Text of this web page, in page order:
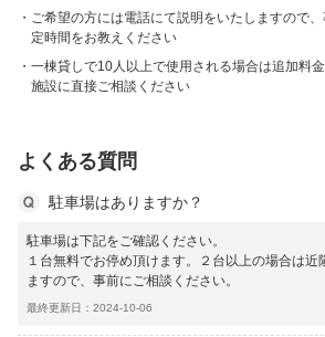
ご希望の方には電話にて説明をいたしますので
定時間をお教えください
一棟貸しで10人以上で使用される場合は追加料
施設に直接ご相談ください
よくある質問
駐車場はありますか？
駐車場は下記をご確認ください。
１台無料でお停め頂けます。２台以上の場合は近
ますので、事前にご相談ください。
最終更新日：2024-10-06